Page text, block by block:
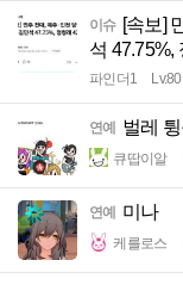
이슈 [속보]
석 47.75%,
파인더1 Lv.80
연예 벌레
큐땁이알
연예 미나
케를로스